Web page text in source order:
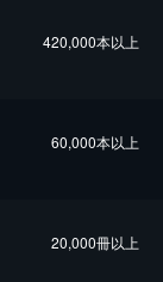
420,000本以上
60,000本以上
20,000冊以上